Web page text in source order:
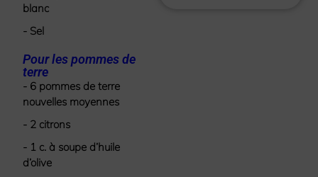
blanc
- Sel
Pour les pommes de
terre
- 6 pommes de terre
nouvelles moyennes
- 2 citrons
- 1 c. à soupe d’huile
d’olive